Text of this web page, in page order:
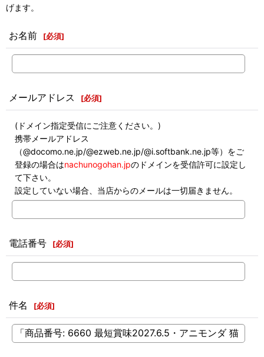
げます。
お名前 [必須]
メールアドレス [必須]
(ドメイン指定受信にご注意ください。)
携帯メールアドレス
（@docomo.ne.jp/@ezweb.ne.jp/@i.softbank.ne.jp等）をご
登録の場合はnachunogohan.jpのドメインを受信許可に設定し
て下さい。
設定していない場合、当店からのメールは一切届きません。
電話番号 [必須]
件名 [必須]